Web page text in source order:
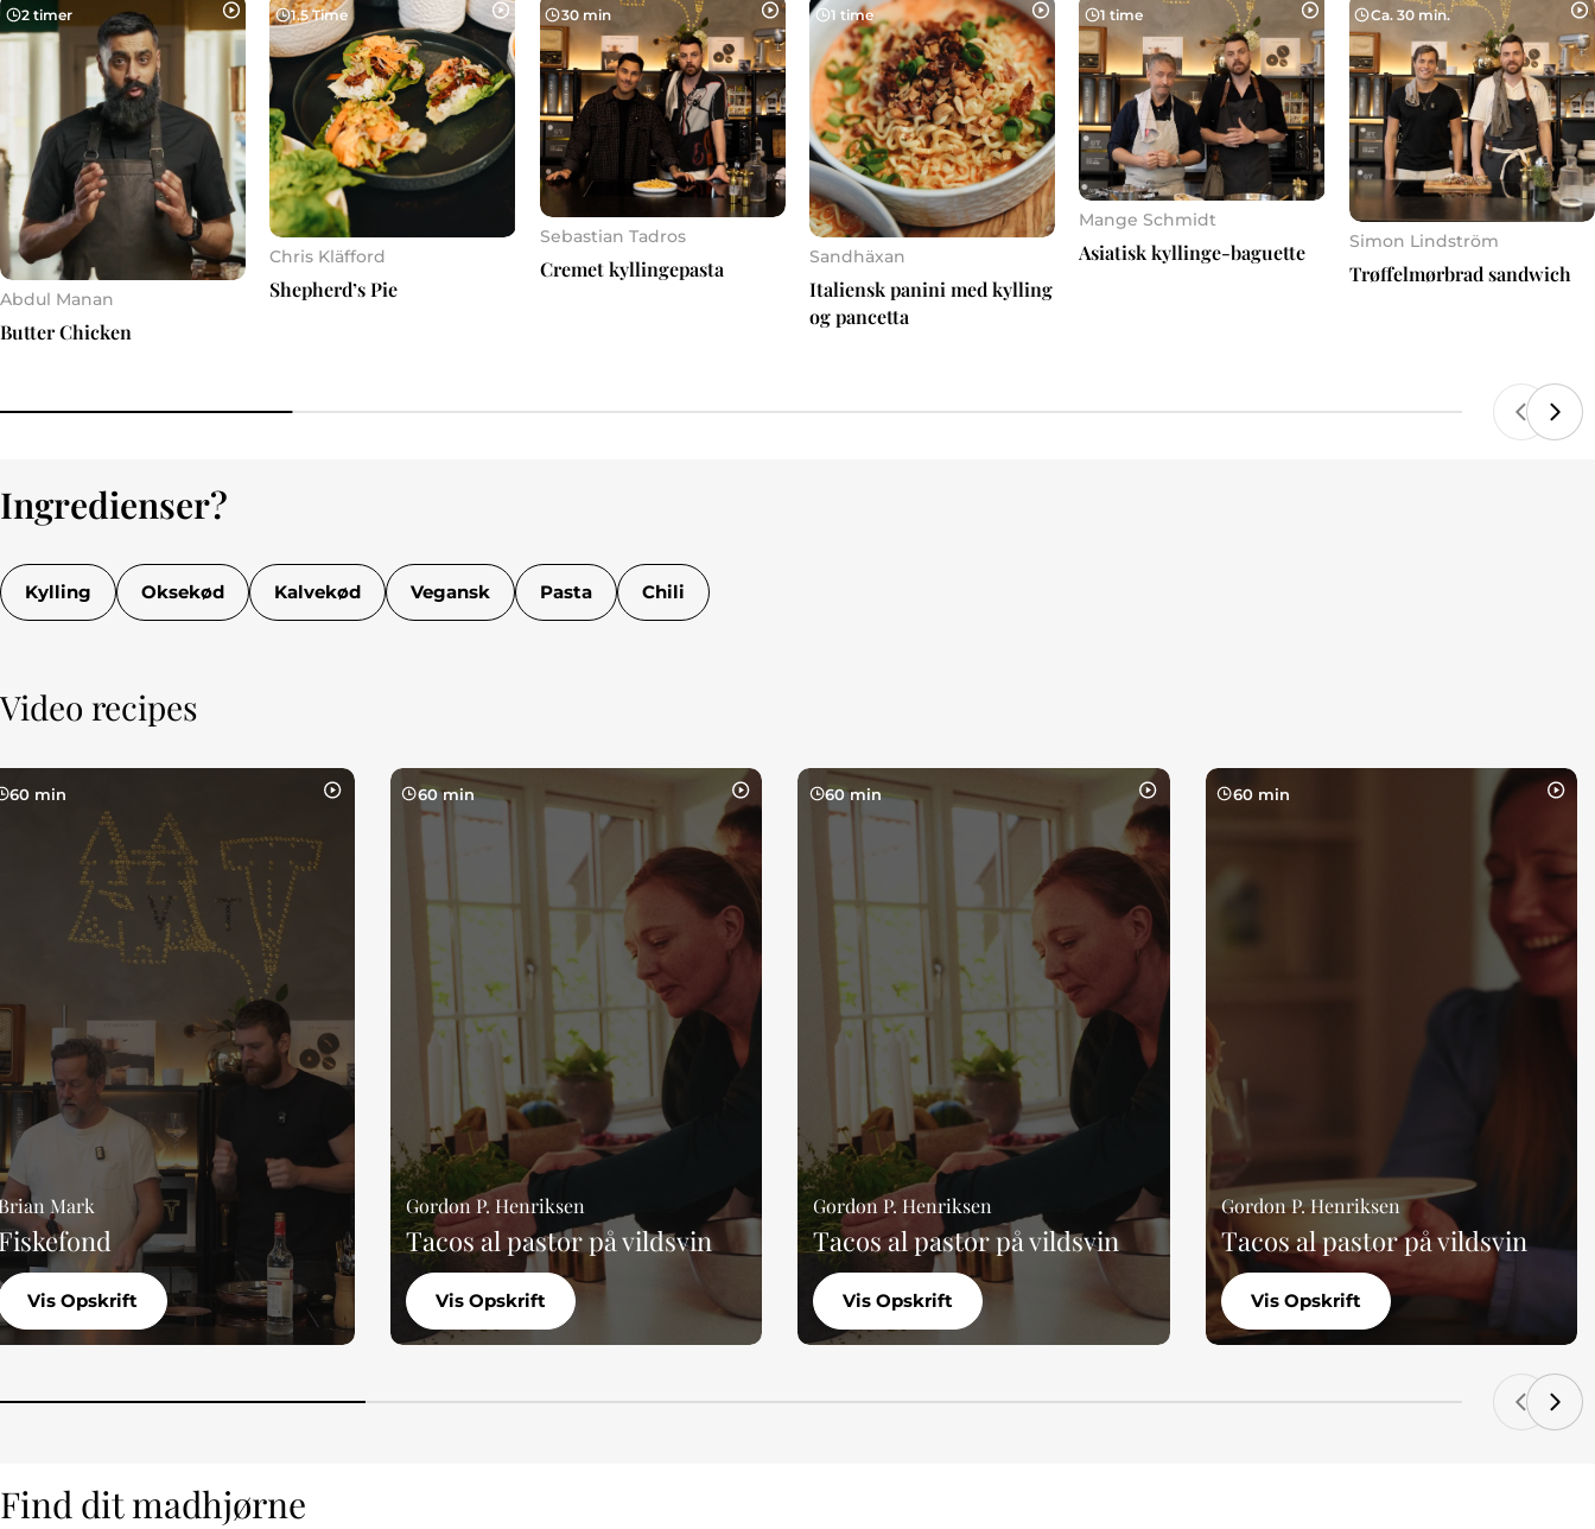
2 timer
Abdul Manan
Butter Chicken
1.5 Time
Chris Kläfford
Shepherd’s Pie
30 min
Sebastian Tadros
Cremet kyllingepasta
1 time
Sandhäxan
Italiensk panini med kylling
og pancetta
1 time
Mange Schmidt
Asiatisk kyllinge-baguette
Ca. 30 min.
Simon Lindström
Trøffelmørbrad sandwich
Ingredienser?
Kylling Oksekød Kalvekød Vegansk Pasta Chili
Video recipes
60 min
Mark
Vis Opskrift
60 min
Gordon P. Henriksen
Tacos al pastor på vildsvin
Vis Opskrift
60 min
Gordon P. Henriksen
Tacos al pastor på vildsvin
Vis Opskrift
60 min
Gordon P. Henriksen
Tacos al pastor på vildsvin
Vis Opskrift
Find dit madhjørne